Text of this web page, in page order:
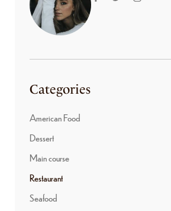
Categories
American Food
Dessert
Main course
Restaurant
Seafood